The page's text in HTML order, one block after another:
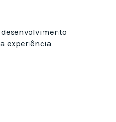
experiência